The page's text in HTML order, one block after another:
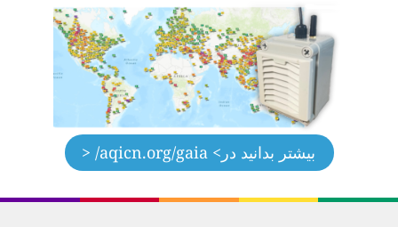
بیشتر بدانید در> aqicn.org/gaia/ <